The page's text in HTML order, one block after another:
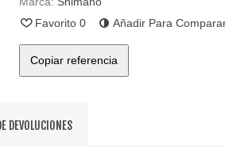
Favorito 0 Añadir Para
Copiar referencia
DEVOLUCIONES